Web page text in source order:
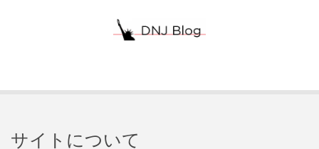
サイトについて